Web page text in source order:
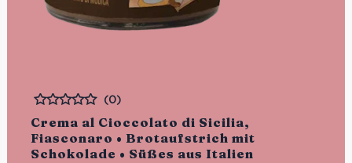
Crema al Cioccolato di Sicilia,
Fiasconaro • Brotaufstrich mit
Schokolade • Süßes aus Italien
Bewertet
(0)